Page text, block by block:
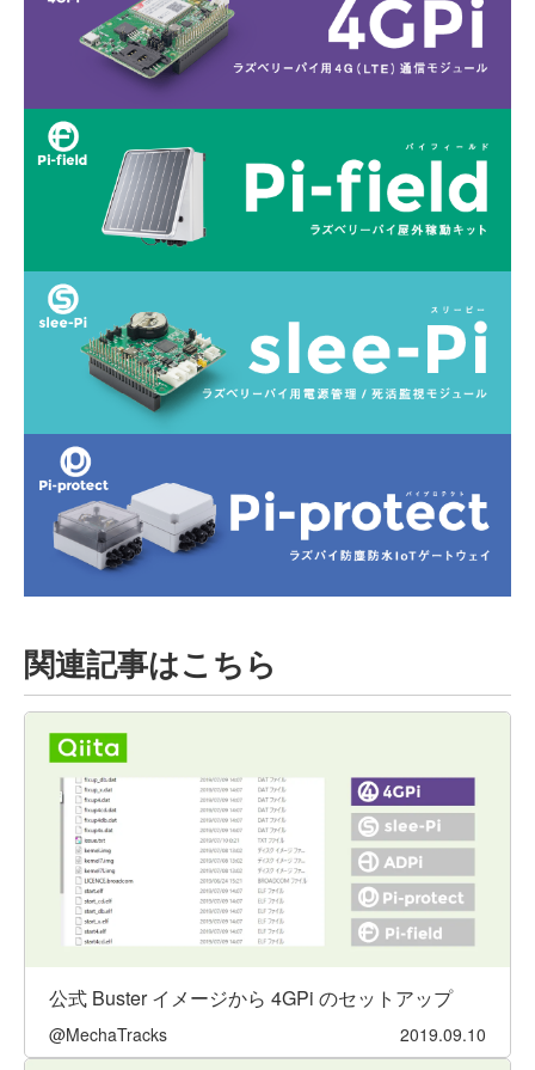
関連記事はこちら
公式 Buster イメージから 4GPi のセットアップ
@MechaTracks 2019.09.10